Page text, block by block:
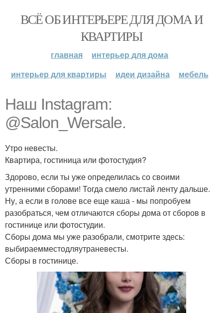
ВСЁ ОБ ИНТЕРЬЕРЕ ДЛЯ ДОМА И
КВАРТИРЫ
главная
интерьер для дома
интерьер для квартиры
идеи дизайна мебель
Наш Instagram:
@Salon_Wersale.
Утро невесты.
Квартира, гостиница или фотостудия?
Здорово, если ты уже определилась со своими
утренними сборами! Тогда смело листай ленту дальше.
Ну, а если в голове все еще каша - мы попробуем
разобраться, чем отличаются сборы дома от сборов в
гостинице или фотостудии.
Сборы дома мы уже разобрали, смотрите здесь:
выбираемместодляутраневесты.
Сборы в гостинице.